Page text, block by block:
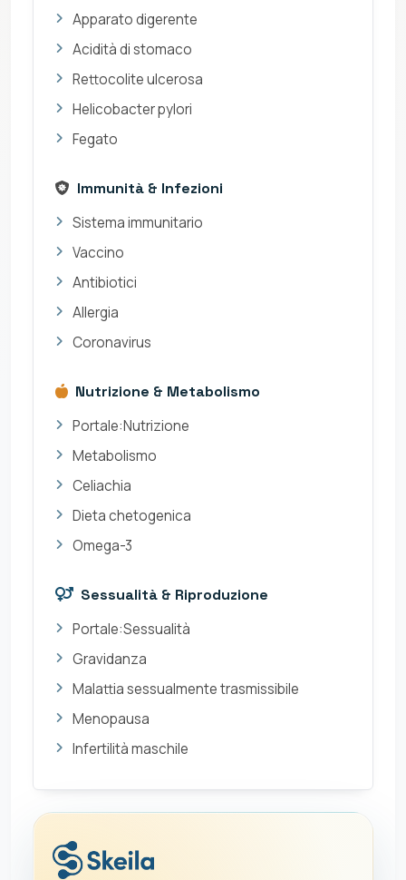
Apparato digerente
Acidità di stomaco
Rettocolite ulcerosa
Helicobacter pylori
Fegato
Immunità & Infezioni
Sistema immunitario
Vaccino
Antibiotici
Allergia
Coronavirus
Nutrizione & Metabolismo
Portale:Nutrizione
Metabolismo
Celiachia
Dieta chetogenica
Omega-3
Sessualità & Riproduzione
Portale:Sessualità
Gravidanza
Malattia sessualmente trasmissibile
Menopausa
Infertilità maschile